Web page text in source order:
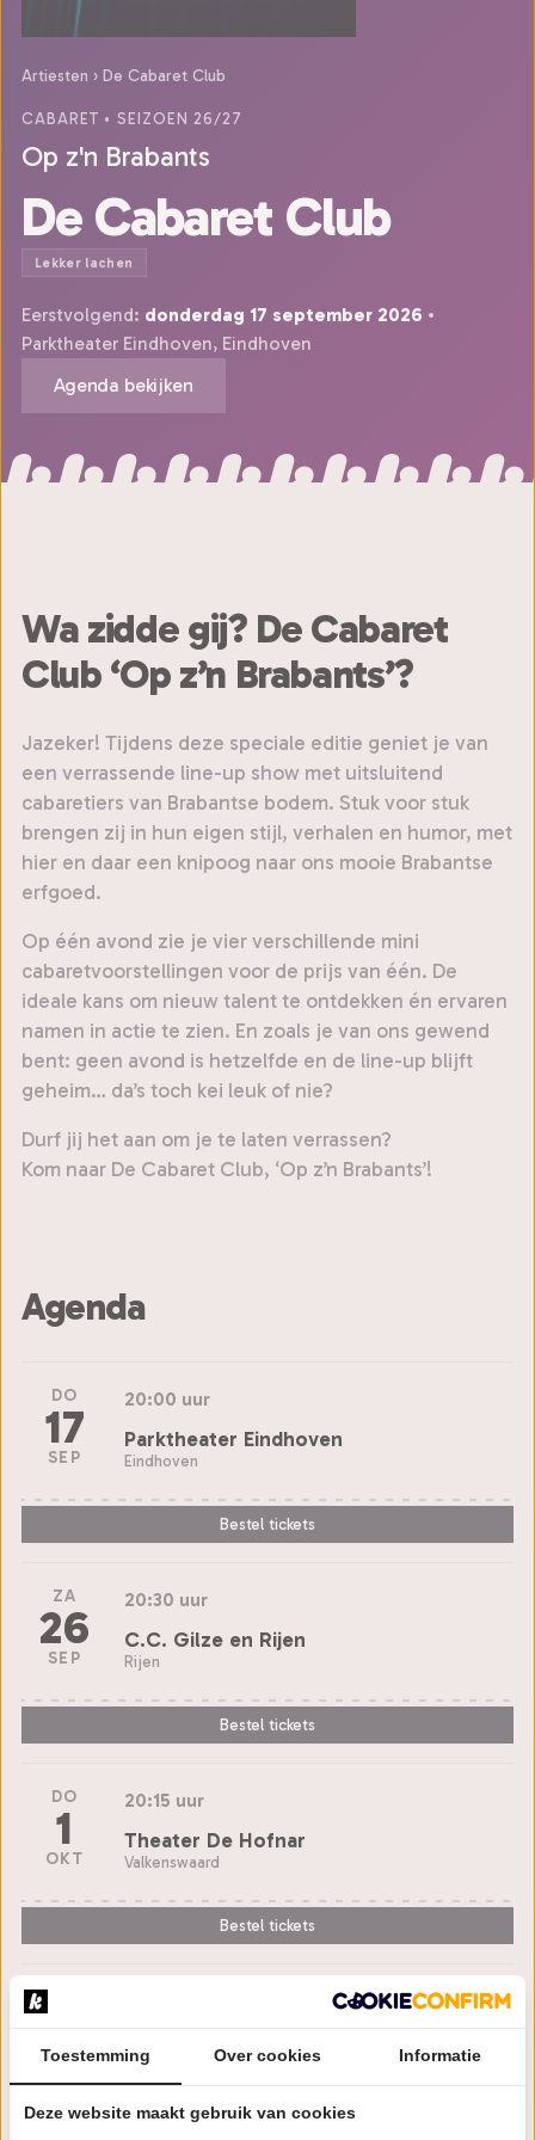
Artiesten › De Cabaret Club
CABARET • SEIZOEN 26/27
Op z'n Brabants
De Cabaret Club
Lekker lachen
Eerstvolgend: donderdag 17 september 2026 •
Parktheater Eindhoven, Eindhoven
Agenda bekijken
Wa zidde gij? De Cabaret
Club ‘Op z’n Brabants’?
Jazeker! Tijdens deze speciale editie geniet je van
een verrassende line-up show met uitsluitend
cabaretiers van Brabantse bodem. Stuk voor stuk
brengen zij in hun eigen stijl, verhalen en humor, met
hier en daar een knipoog naar ons mooie Brabantse
erfgoed.
Op één avond zie je vier verschillende mini
cabaretvoorstellingen voor de prijs van één. De
ideale kans om nieuw talent te ontdekken én ervaren
namen in actie te zien. En zoals je van ons gewend
bent: geen avond is hetzelfde en de line-up blijft
geheim… da’s toch kei leuk of nie?
Durf jij het aan om je te laten verrassen?
Kom naar De Cabaret Club, ‘Op z’n Brabants’!
Agenda
DO
17
SEP
20:00 uur
Parktheater Eindhoven
Eindhoven
Bestel tickets
ZA
26
SEP
20:30 uur
C.C. Gilze en Rijen
Rijen
Bestel tickets
DO
1
OKT
20:15 uur
Theater De Hofnar
Valkenswaard
Bestel tickets
3
OKT Breda
Toestemming Over cookies Informatie
Deze website maakt gebruik van cookies